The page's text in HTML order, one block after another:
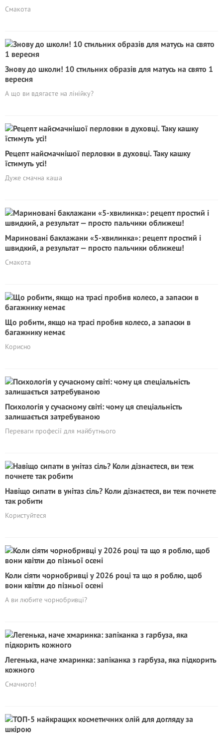
Смакота
Знову до школи! 10 стильних образів для матусь на свято 1
вересня
А що ви вдягаєте на лінійку?
Рецепт найсмачнішої перловки в духовці. Таку кашку
їстимуть усі!
Дуже смачна каша
Мариновані баклажани «5-хвилинка»: рецепт простий і
швидкий, а результат — просто пальчики оближеш!
Смакота
Що робити, якщо на трасі пробив колесо, а запаски в
багажнику немає
Корисно
Психологія у сучасному світі: чому ця спеціальність
залишається затребуваною
Переваги професії для майбутнього
Навіщо сипати в унітаз сіль? Коли дiзнаєтеся, ви теж почнете
так робити
Користуйтеся
Коли сіяти чорнобривці у 2026 році та що я роблю, щоб
вони квітли до пізньої осені
А ви любите чорнобривці?
Легенька, наче хмаринка: запіканка з гарбуза, яка підкорить
кожного
Смачного!